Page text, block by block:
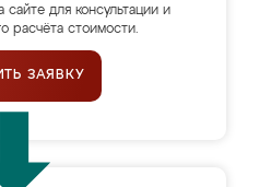
сайте для консультации и
расчёта стоимости.
ЗАЯВКУ